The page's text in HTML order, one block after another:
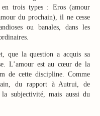
en trois types : Eros (amour
du prochain), il ne cesse
ou banales, dans les
que la question a acquis sa
L’amour est au cœur de la
de cette discipline. Comme
du rapport à Autrui, de
la subjectivité, mais aussi du